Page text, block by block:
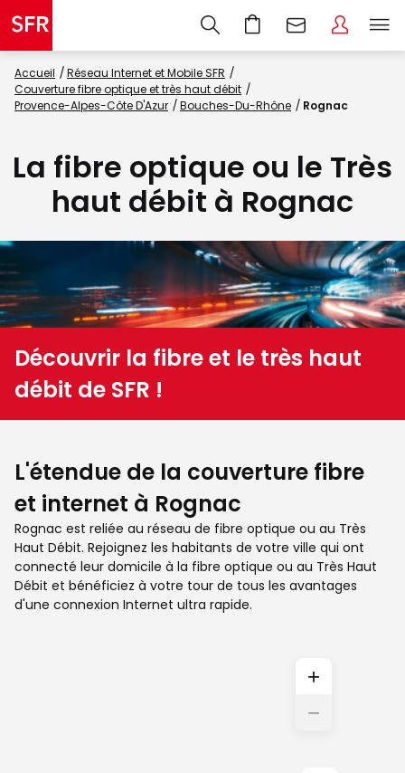
Accueil
Réseau Internet et Mobile SFR
Couverture fibre optique et très haut débit
Provence-Alpes-Côte D'Azur
Bouches-Du-Rhône Rognac
La fibre optique ou le Très
haut débit à Rognac
Découvrir la fibre et le très haut
débit de SFR !
L'étendue de la couverture fibre
et internet à Rognac
Rognac est reliée au réseau de fibre optique ou au Très
Haut Débit. Rejoignez les habitants de votre ville qui ont
connecté leur domicile à la fibre optique ou au Très Haut
Débit et bénéficiez à votre tour de tous les avantages
d'une connexion Internet ultra rapide.
+
−